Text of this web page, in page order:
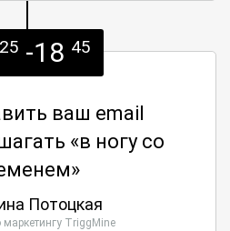
25 -18 45
ваш email
«в ногу со
Потоцкая
маркетингу TriggMine